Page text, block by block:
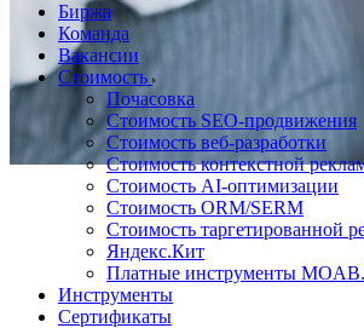
Биржа
Команда
Вакансии
Стоимость
Почасовка
Стоимость SEO-продвижения
Стоимость веб-разработки
Стоимость контекстной
Стоимость AI-оптимизации
Стоимость ORM/SERM
Стоимость таргетированной
Яндекс.Кит
Платные инструменты
Инструменты
Сертификаты